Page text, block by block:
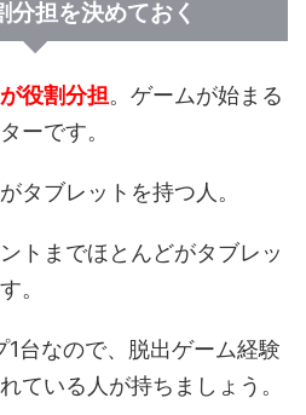
分担を決めておく
役割分担。ゲームが始まる
ーです。
タブレットを持つ人。
トまでほとんどがタブレッ
。
1台なので、脱出ゲーム経験
ている人が持ちましょう。